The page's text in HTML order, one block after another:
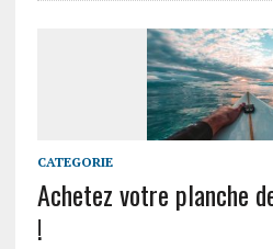
CATEGORIE
Achetez votre planche
!